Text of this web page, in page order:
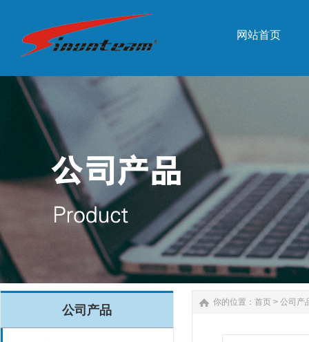
网站首页
公司产品
你的位置： 首页 > 公司产